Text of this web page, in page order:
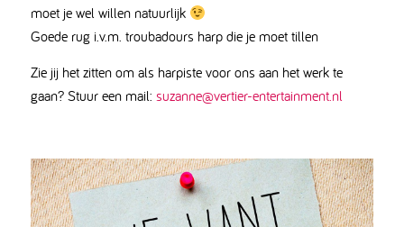
moet je wel willen natuurlijk
Goede rug i.v.m. troubadours harp die je moet tillen
Zie jij het zitten om als harpiste voor ons aan het werk te
gaan? Stuur een mail: suzanne@vertier-entertainment.nl